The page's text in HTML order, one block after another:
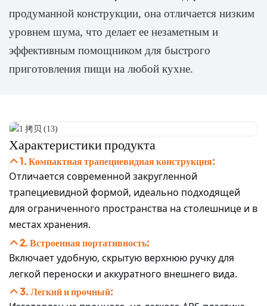
продуманной конструкции, она отличается низким
уровнем шума, что делает ее незаметным и
эффективным помощником для быстрого
приготовления пищи на любой кухне.
Характеристики продукта
1. Компактная трапециевидная конструкция:
Отличается современной закругленной
трапециевидной формой, идеально подходящей
для ограниченного пространства на столешнице и в
местах хранения.
2. Встроенная портативность:
Включает удобную, скрытую верхнюю ручку для
легкой переноски и аккуратного внешнего вида.
3. Легкий и прочный: